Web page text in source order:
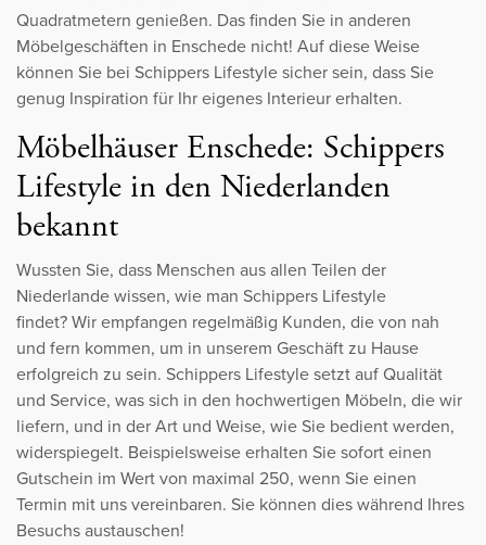
Quadratmetern genießen. Das finden Sie in anderen
Möbelgeschäften in Enschede nicht! Auf diese Weise
können Sie bei Schippers Lifestyle sicher sein, dass Sie
genug Inspiration für Ihr eigenes Interieur erhalten.
Möbelhäuser Enschede: Schippers
Lifestyle in den Niederlanden
bekannt
Wussten Sie, dass Menschen aus allen Teilen der
Niederlande wissen, wie man Schippers Lifestyle
findet? Wir empfangen regelmäßig Kunden, die von nah
und fern kommen, um in unserem Geschäft zu Hause
erfolgreich zu sein. Schippers Lifestyle setzt auf Qualität
und Service, was sich in den hochwertigen Möbeln, die wir
liefern, und in der Art und Weise, wie Sie bedient werden,
widerspiegelt. Beispielsweise erhalten Sie sofort einen
Gutschein im Wert von maximal 250, wenn Sie einen
Termin mit uns vereinbaren. Sie können dies während Ihres
Besuchs austauschen!